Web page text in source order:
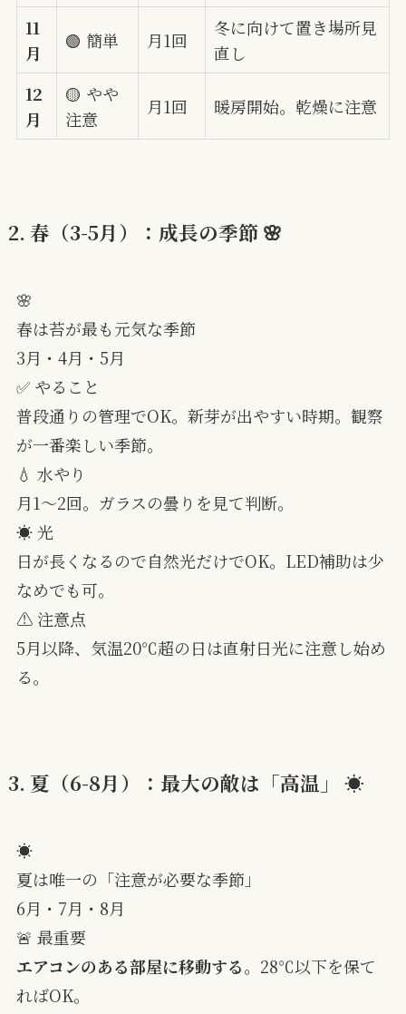
11
月
🟢 簡単 月1回
冬に向けて置き場所見
直し
12
月
🟡 やや
注意
月1回 暖房開始。乾燥に注意
2. 春（3-5月）：成長の季節 🌸
🌸
春は苔が最も元気な季節
3月・4月・5月
✅ やること
普段通りの管理でOK。新芽が出やすい時期。観察
が一番楽しい季節。
💧 水やり
月1〜2回。ガラスの曇りを見て判断。
☀️ 光
日が長くなるので自然光だけでOK。LED補助は少
なめでも可。
⚠️ 注意点
5月以降、気温20℃超の日は直射日光に注意し始め
る。
3. 夏（6-8月）：最大の敵は「高温」 ☀️
☀️
夏は唯一の「注意が必要な季節」
6月・7月・8月
🚨 最重要
エアコンのある部屋に移動する。28℃以下を保て
ればOK。